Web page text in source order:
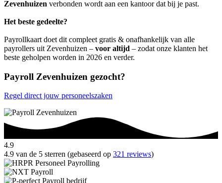
Zevenhuizen verbonden wordt aan een kantoor dat bij je past.
Het beste gedeelte?
Payrollkaart doet dit compleet gratis & onafhankelijk van alle
payrollers uit Zevenhuizen – voor altijd – zodat onze klanten het
beste geholpen worden in 2026 en verder.
Payroll Zevenhuizen gezocht?
Regel direct jouw personeelszaken
4.9
4.9 van de 5 sterren (gebaseerd op 321 reviews)